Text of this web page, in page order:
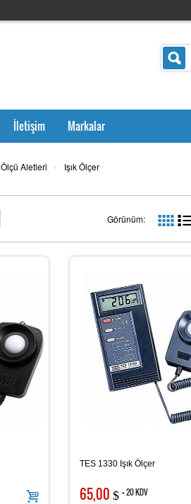
İletişim Markalar
Aletleri › Işık Ölçer
Görünüm:
TES 1330 Işık Ölçer
65,00 $ + 20 KDV